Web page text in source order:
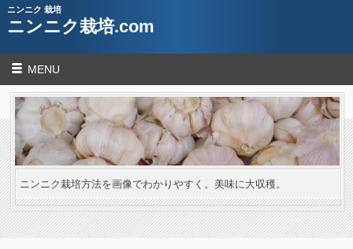
ニンニク 栽培
ニンニク栽培.com
MENU
ニンニク栽培方法を画像でわかりやすく。美味に大収穫。